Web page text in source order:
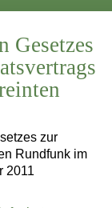
Gesetzes
zur
Rundfunk im
2011